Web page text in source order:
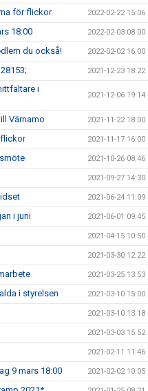
för flickor 2022-02-22 15:06
18:00 2022-02-03 08:00
du också! 2022-02-02 16:00
2021-12-23 18:22
i
2021-12-06 19:14
Värnamo 2021-11-22 18:00
flickor 2021-11-17 16:00
2021-10-26 08:46
2021-09-27 14:30
2021-06-24 11:09
i juni 2021-06-01 09:45
2021-04-15 10:50
2021-03-30 12:22
2021-03-25 13:53
i styrelsen 2021-03-10 15:00
2021-03-10 13:18
2021-03-03 15:52
2021-02-11 11:46
9 mars 18:00 2021-02-02 10:05